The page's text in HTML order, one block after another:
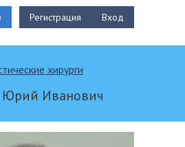
Регистрация Вход
хирурги
Юрий Иванович